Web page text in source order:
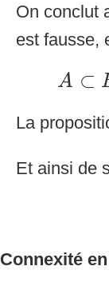
On conclut
est fausse,
A ⊂
A
La
Et ainsi de
Connexité